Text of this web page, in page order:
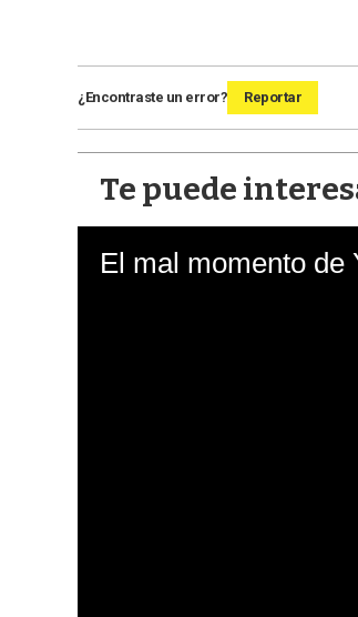
¿Encontraste un error? Reportar
Te puede